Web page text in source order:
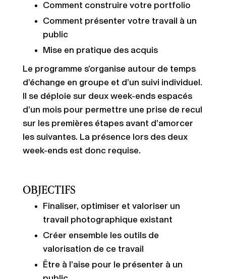
Comment construire votre portfolio
Comment présenter votre travail à un
public
Mise en pratique des acquis
Le programme s’organise autour de temps
d’échange en groupe et d’un suivi individuel.
Il se déploie sur deux week-ends espacés
d’un mois pour permettre une prise de recul
sur les premières étapes avant d’amorcer
les suivantes. La présence lors des deux
week-ends est donc requise.
OBJECTIFS
Finaliser, optimiser et valoriser un
travail photographique existant
Créer ensemble les outils de
valorisation de ce travail
Être à l’aise pour le présenter à un